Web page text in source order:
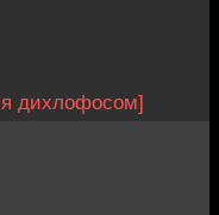
дихлофосом]